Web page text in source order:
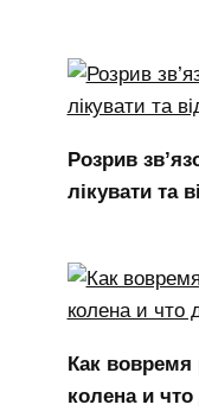
Розрив
лікувати та
Как вовремя
колена и